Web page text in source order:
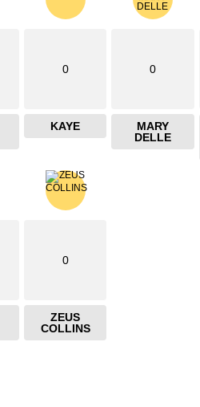
0
KAYE
0
MARY
DELLE
0
ZEUS
COLLINS